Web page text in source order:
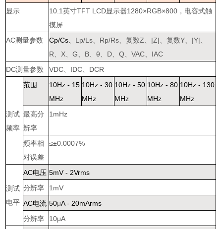
显示
10.1英寸TFT LCD显示器1280×RGB×800 ，电容式触
摸屏
AC测量参数 Cp/Cs Lp/Ls Rp/Rs 、复数Z |Z| 、复数Y |Y|
R
X 、G B 、θ D 、Q 、VAC IAC
DC测量参数 VDC IDC DCR
测试
频率
范围
10Hz - 15
MHz
10Hz - 30
MHz
10Hz - 50
MHz
10Hz - 80
MHz
10Hz - 130
MHz
最高分
辨率
1mHz
频率相
对误差
≤±0.0007%
测试
电平
AC电压 5mV - 2Vrms
分辨率
1mV
AC电流 50μA - 20mArms
分辨率
10μA